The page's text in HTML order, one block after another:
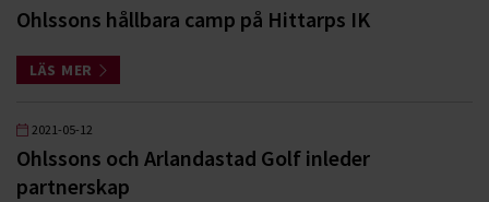
Ohlssons hållbara camp på Hittarps IK
LÄS MER
2021-05-12
Ohlssons och Arlandastad Golf inleder
partnerskap